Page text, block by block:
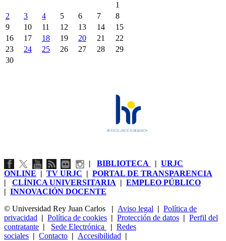
1
2
3 4 5 6 7
8
9
10 11 12 13 14
15
16
17 18 19 20 21
22
23
24 25 26 27 28
29
30
| BIBLIOTECA | URJC
ONLINE | TV URJC | PORTAL DE TRANSPARENCIA
| CLÍNICA UNIVERSITARIA | EMPLEO PÚBLICO
| INNOVACIÓN DOCENTE
© Universidad Rey Juan Carlos
| Aviso legal | Política de
privacidad | Política de cookies | Protección de datos | Perfil del
contratante | Sede Electrónica | Redes
sociales | Contacto | Accesibilidad |